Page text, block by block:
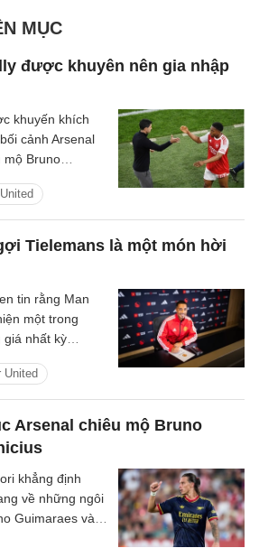
MỤC
được khuyên nên gia nhập
khuyến khích
cảnh Arsenal
mộ Bruno
Tielemans là một món hời
United
tin rằng Man
một trong
giá nhất kỳ
35 triệu bảng.
Arsenal chiêu mộ Bruno
khẳng định
về những ngôi
Guimaraes và